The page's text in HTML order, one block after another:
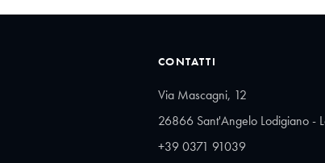
CONTATTI
Via Mascagni, 12
26866 Sant'Angelo Lodigiano -
+39 0371 91039